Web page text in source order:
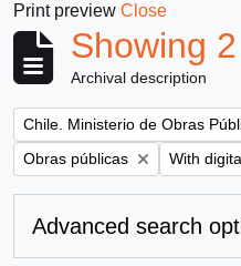
Print preview Close
Showing
Archival description
Remove filter:
Remove filter:
Obras públicas Remove
With
Advanced search